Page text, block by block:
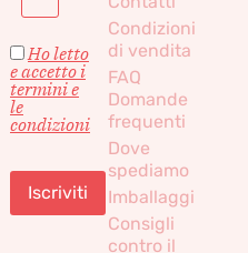
Ho letto
e accetto i
termini e
le
condizioni
Condizioni
di vendita
FAQ
Domande
frequenti
Dove
spediamo
Imballaggi
Consigli
contro il